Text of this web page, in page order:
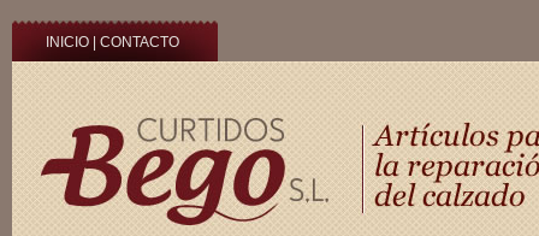
INICIO CONTACTO